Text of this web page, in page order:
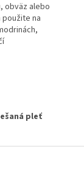
obväz alebo
na
pleť